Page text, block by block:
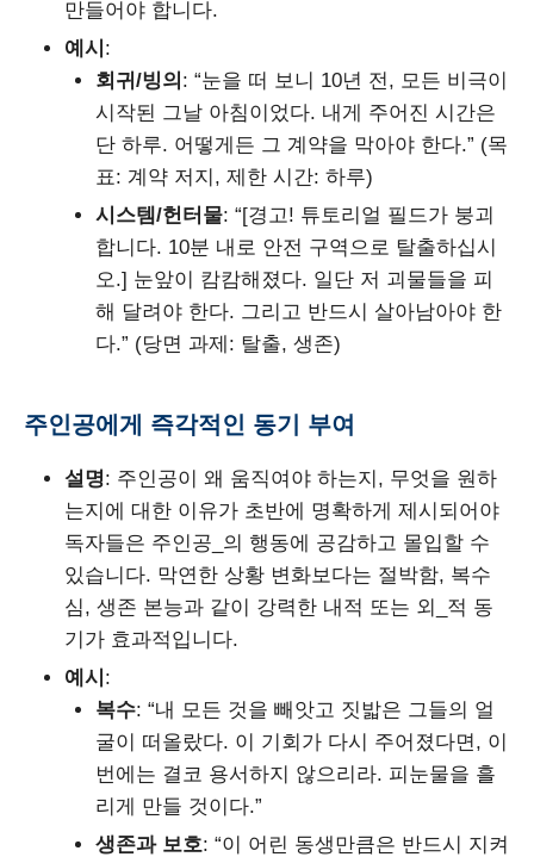
만들어야 합니다.
예시 :
회귀/빙의 : “눈을 떠 보니 10년 전, 모든 비극이
시작된 그날 아침이었다. 내게 주어진 시간은
단 하루. 어떻게든 그 계약을 막아야 한다.” (목
표: 계약 저지, 제한 시간: 하루)
시스템/헌터물: “[경고! 튜토리얼 필드가 붕괴
합니다. 10분 내로 안전 구역으로 탈출하십시
오.] 눈앞이 캄캄해졌다. 일단 저 괴물들을 피
해 달려야 한다. 그리고 반드시 살아남아야 한
다.” (당면 과제: 탈출, 생존)
주인공에게 즉각적인 동기 부여
설명: 주인공이 왜 움직여야 하는지, 무엇을 원하
는지에 대한 이유가 초반에 명확하게 제시되어야
독자들은 주인공_의 행동에 공감하고 몰입할 수
있습니다. 막연한 상황 변화보다는 절박함, 복수
심, 생존 본능과 같이 강력한 내적 또는 외_적 동
기가 효과적입니다.
예시 :
복수: “내 모든 것을 빼앗고 짓밟은 그들의 얼
굴이 떠올랐다. 이 기회가 다시 주어졌다면, 이
번에는 결코 용서하지 않으리라. 피눈물을 흘
리게 만들 것이다.”
생존과 보호: “이 어린 동생만큼은 반드시 지켜